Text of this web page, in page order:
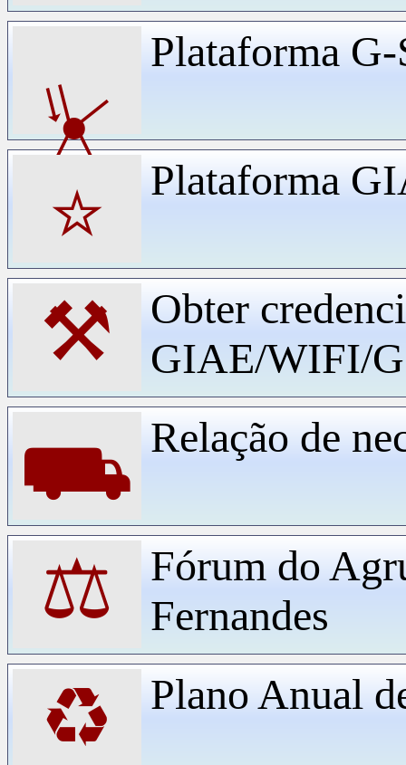
⏧
Plataforma
⭐ Plataforma
⚒
Obter
GIAE/WIFI/
⛟ Relação de
⚖
Fórum do
Fernandes
♻ Plano Anual